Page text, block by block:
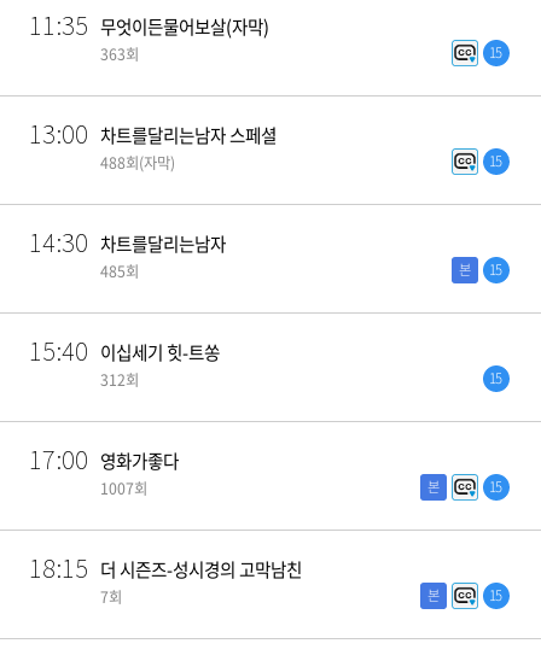
11:35 무엇이든물어보살(자막)
363회 15
13:00 차트를달리는남자 스페셜
488회(자막) 15
14:30 차트를달리는남자
485회 본 15
15:40 이십세기 힛-트쏭
312회 15
17:00 영화가좋다
1007회 본 15
18:15 더 시즌즈-성시경의 고막남친
7회 본 15